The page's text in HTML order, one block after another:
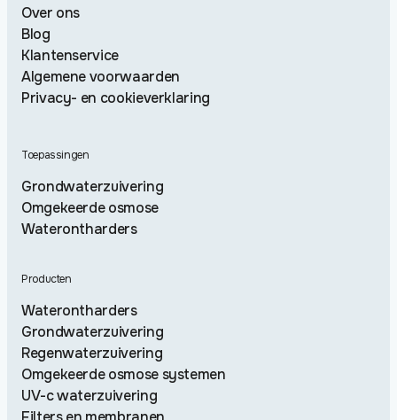
Over ons
Blog
Klantenservice
Algemene voorwaarden
Privacy- en cookieverklaring
Toepassingen
Grondwaterzuivering
Omgekeerde osmose
Waterontharders
Producten
Waterontharders
Grondwaterzuivering
Regenwaterzuivering
Omgekeerde osmose systemen
UV-c waterzuivering